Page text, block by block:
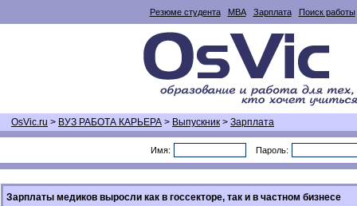
Резюме студента MBA Зарплата Поиск работы
OsVic.ru > ВУЗ РАБОТА КАРЬЕРА > Выпускник > Зарплата
Имя: Пароль:
Зарплаты медиков выросли как в госсекторе, так и в частном бизнесе